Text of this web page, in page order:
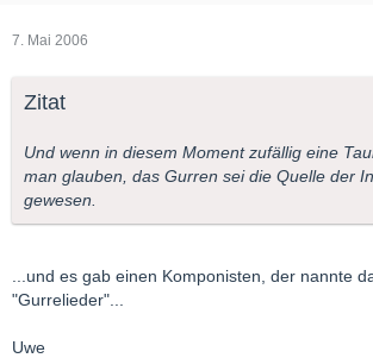
7. Mai 2006
Zitat
Und wenn in diesem Moment zufällig eine
man glauben, das Gurren sei die Quelle der
gewesen.
...und es gab einen Komponisten, der nannte
"Gurrelieder"...
Uwe